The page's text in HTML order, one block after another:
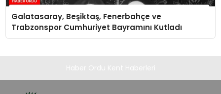
Galatasaray, Beşiktaş, Fenerbahçe ve
Trabzonspor Cumhuriyet Bayramını Kutladı